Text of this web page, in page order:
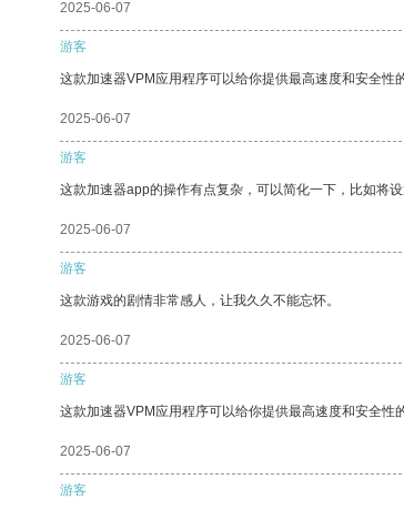
2025-06-07
游客
这款加速器VPM应用程序可以给你提供最高速度和安全性
2025-06-07
游客
这款加速器app的操作有点复杂，可以简化一下，比如将设
2025-06-07
游客
这款游戏的剧情非常感人，让我久久不能忘怀。
2025-06-07
游客
这款加速器VPM应用程序可以给你提供最高速度和安全性
2025-06-07
游客